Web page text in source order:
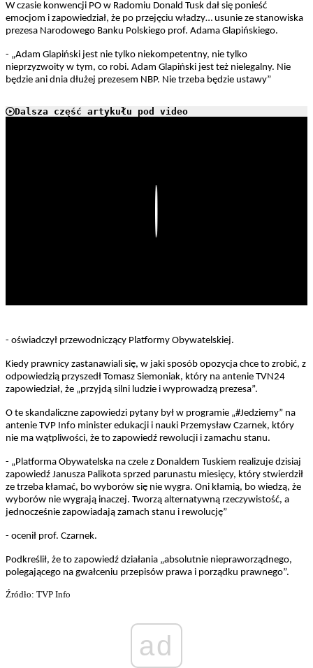
W czasie konwencji PO w Radomiu Donald Tusk dał się ponieść
emocjom i zapowiedział, że po przejęciu władzy… usunie ze stanowiska
prezesa Narodowego Banku Polskiego prof. Adama Glapińskiego.
- „Adam Glapiński jest nie tylko niekompetentny, nie tylko
nieprzyzwoity w tym, co robi. Adam Glapiński jest też nielegalny. Nie
będzie ani dnia dłużej prezesem NBP. Nie trzeba będzie ustawy”
Dalsza część artykułu pod video
- oświadczył przewodniczący Platformy Obywatelskiej.
Kiedy prawnicy zastanawiali się, w jaki sposób opozycja chce to zrobić, z
odpowiedzią przyszedł Tomasz Siemoniak, który na antenie TVN24
zapowiedział, że „przyjdą silni ludzie i wyprowadzą prezesa”.
O te skandaliczne zapowiedzi pytany był w programie „#Jedziemy” na
antenie TVP Info minister edukacji i nauki Przemysław Czarnek, który
nie ma wątpliwości, że to zapowiedź rewolucji i zamachu stanu.
- „Platforma Obywatelska na czele z Donaldem Tuskiem realizuje dzisiaj
zapowiedź Janusza Palikota sprzed parunastu miesięcy, który stwierdził
ze trzeba kłamać, bo wyborów się nie wygra. Oni kłamią, bo wiedzą, że
wyborów nie wygrają inaczej. Tworzą alternatywną rzeczywistość, a
jednocześnie zapowiadają zamach stanu i rewolucję”
- ocenił prof. Czarnek.
Podkreślił, że to zapowiedź działania „absolutnie niepraworządnego,
polegającego na gwałceniu przepisów prawa i porządku prawnego”.
Źródło: TVP Info
ad